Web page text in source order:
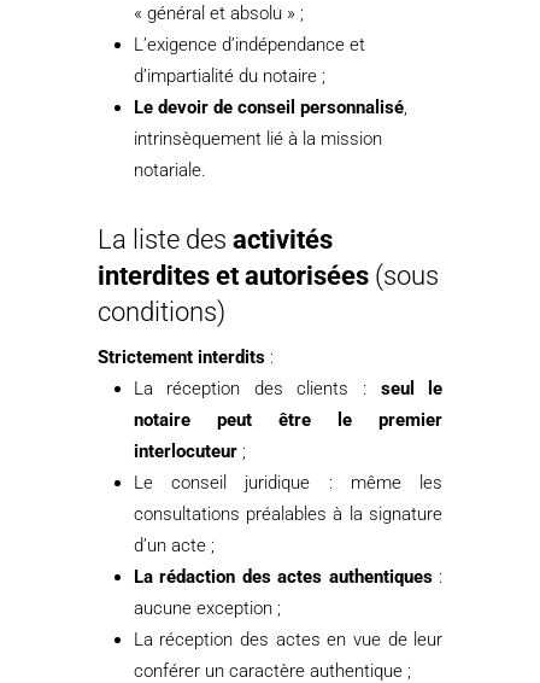
« général et absolu » ;
L’exigence d’indépendance et
d’impartialité du notaire ;
Le devoir de conseil personnalisé,
intrinsèquement lié à la mission
notariale.
La liste des activités
interdites et autorisées (sous
conditions)
Strictement interdits:
La réception des clients : seul le
notaire peut être le premier
interlocuteur;
Le conseil juridique : même les
consultations préalables à la signature
d’un acte ;
La rédaction des actes authentiques:
aucune exception ;
La réception des actes en vue de leur
conférer un caractère authentique ;